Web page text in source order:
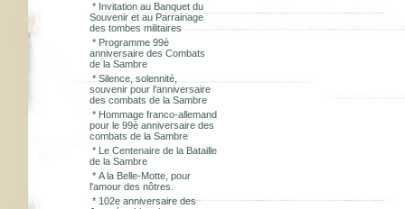
* Invitation au Banquet du
Souvenir et au Parrainage
des tombes militaires
* Programme 99è
anniversaire des Combats
de la Sambre
* Silence, solennité,
souvenir pour l'anniversaire
des combats de la Sambre
* Hommage franco-allemand
pour le 99è anniversaire des
combats de la Sambre
* Le Centenaire de la Bataille
de la Sambre
* A la Belle-Motte, pour
l'amour des nôtres.
* 102e anniversaire des